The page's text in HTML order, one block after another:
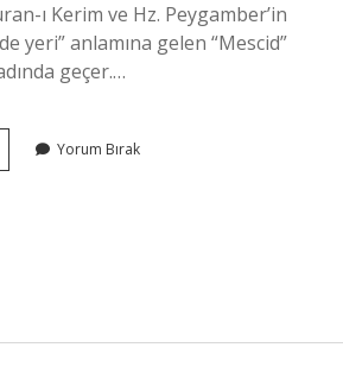
ı Kerim ve Hz. Peygamber’in
yeri” anlamına gelen “Mescid”
geçer.…
Yorum Bırak